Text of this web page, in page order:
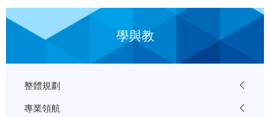
學與教
整體規劃
專業領航